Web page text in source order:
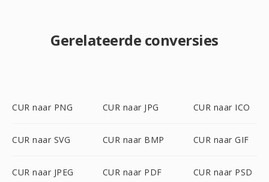
Gerelateerde conversies
CUR naar PNG CUR naar JPG CUR naar ICO
CUR naar SVG CUR naar BMP CUR naar GIF
CUR naar JPEG CUR naar PDF CUR naar PSD